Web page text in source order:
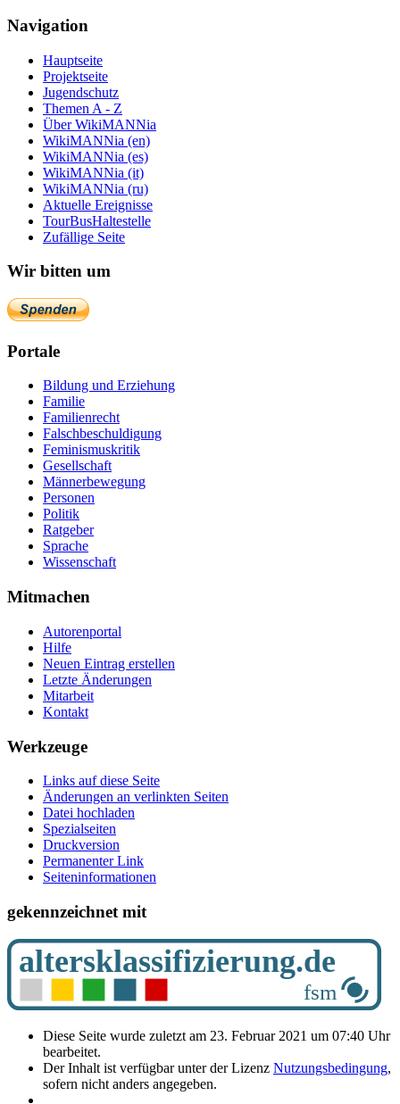
Navigation
Hauptseite
Projektseite
Jugendschutz
Themen A - Z
Über WikiMANNia
WikiMANNia (en)
WikiMANNia (es)
WikiMANNia (it)
WikiMANNia (ru)
Aktuelle Ereignisse
TourBusHaltestelle
Zufällige Seite
Wir bitten um
Portale
Bildung und Erziehung
Familie
Familienrecht
Falschbeschuldigung
Feminismuskritik
Gesellschaft
Männerbewegung
Personen
Politik
Ratgeber
Sprache
Wissenschaft
Mitmachen
Autorenportal
Hilfe
Neuen Eintrag erstellen
Letzte Änderungen
Mitarbeit
Kontakt
Werkzeuge
Links auf diese Seite
Änderungen an verlinkten Seiten
Datei hochladen
Spezialseiten
Druckversion
Permanenter Link
Seiten­­informationen
gekennzeichnet mit
Diese Seite wurde zuletzt am 23. Februar 2021 um 07:40 Uhr
bearbeitet.
Der Inhalt ist verfügbar unter der Lizenz Nutzungsbedingung,
sofern nicht anders angegeben.